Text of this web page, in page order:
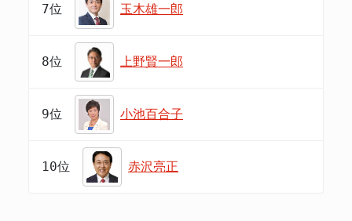
7位 玉木雄一郎
8位 上野賢一郎
9位 小池百合子
10位 赤沢亮正